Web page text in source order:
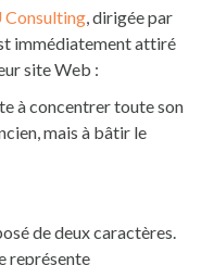
Consulting , dirigée par
immédiatement attiré
site Web :
à concentrer toute son
mais à bâtir le
de deux caractères.
représente